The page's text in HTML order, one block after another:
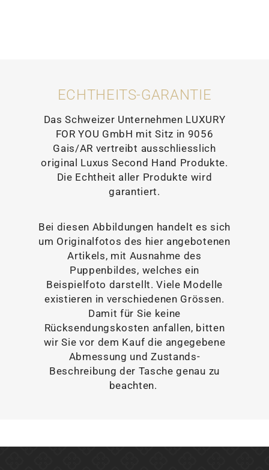
ECHTHEITS-GARANTIE
Das Schweizer Unternehmen LUXURY
FOR YOU GmbH mit Sitz in 9056
Gais/AR vertreibt ausschliesslich
original Luxus Second Hand Produkte.
Die Echtheit aller Produkte wird
garantiert.
Bei diesen Abbildungen handelt es sich
um Originalfotos des hier angebotenen
Artikels, mit Ausnahme des
Puppenbildes, welches ein
Beispielfoto darstellt. Viele Modelle
existieren in verschiedenen Grössen.
Damit für Sie keine
Rücksendungskosten anfallen, bitten
wir Sie vor dem Kauf die angegebene
Abmessung und Zustands-
Beschreibung der Tasche genau zu
beachten.